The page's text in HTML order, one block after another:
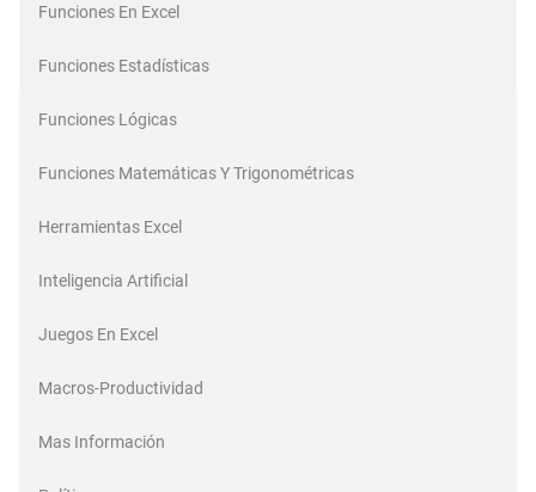
Funciones En Excel
Funciones Estadísticas
Funciones Lógicas
Funciones Matemáticas Y Trigonométricas
Herramientas Excel
Inteligencia Artificial
Juegos En Excel
Macros-Productividad
Mas Información